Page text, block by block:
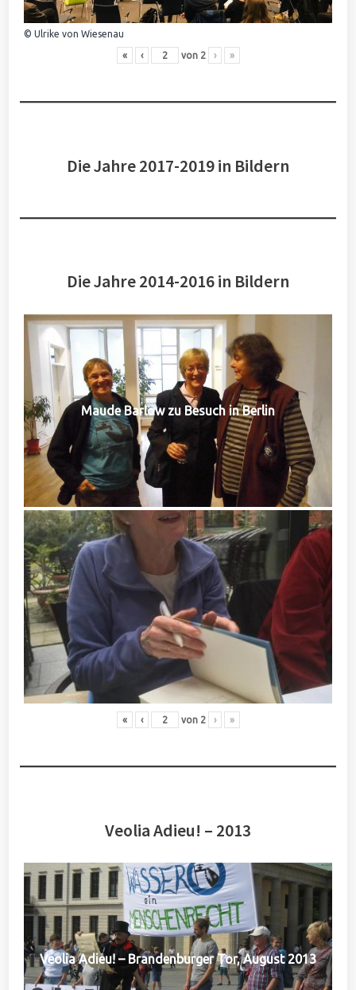
© Ulrike von Wiesenau
« ‹ von 2 › »
Die Jahre 2017-2019 in Bildern
Die Jahre 2014-2016 in Bildern
Maude Barlow zu Besuch in Berlin
« ‹ von 2 › »
Veolia Adieu! – 2013
Veolia Adieu! – Brandenburger Tor, August 2013